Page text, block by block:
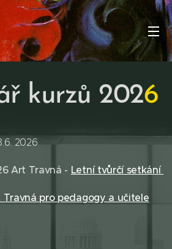
kurzů 2026
2026
Art Travná - Letní tvůrčí setkání
Travná pro pedagogy a učitele